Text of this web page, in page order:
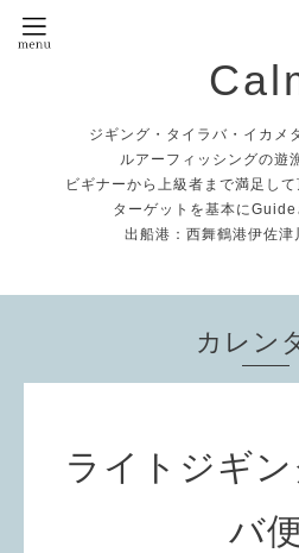
ジギング・タイラバ・イカメ
ルアーフィッシングの遊
ビギナーから上級者まで満足し
ターゲットを基本にGuide
出船港：西舞鶴港伊佐津
カレン
ライトジギ
バ便